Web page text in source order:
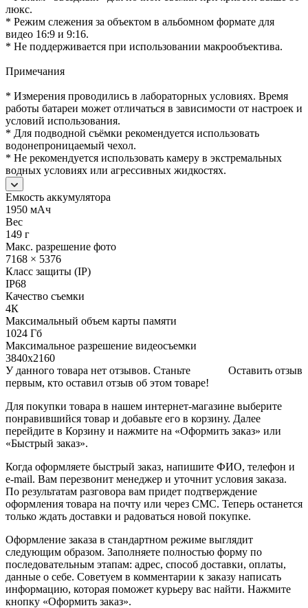
люкс.
* Режим слежения за объектом в альбомном формате для
видео 16:9 и 9:16.
* Не поддерживается при использовании макрообъектива.
Примечания
* Измерения проводились в лабораторных условиях. Время
работы батареи может отличаться в зависимости от настроек и
условий использования.
* Для подводной съёмки рекомендуется использовать
водонепроницаемый чехол.
* Не рекомендуется использовать камеру в экстремальных
водных условиях или агрессивных жидкостях.
Емкость аккумулятора
1950 мАч
Вес
149 г
Макс. разрешение фото
7168 × 5376
Класс защиты (IP)
IP68
Качество съемки
4К
Максимальный объем карты памяти
1024 Гб
Максимальное разрешение видеосъемки
3840x2160
Оставить отзыв
У данного товара нет отзывов. Станьте
первым, кто оставил отзыв об этом товаре!
Для покупки товара в нашем интернет-магазине выберите
понравившийся товар и добавьте его в корзину. Далее
перейдите в Корзину и нажмите на «Оформить заказ» или
«Быстрый заказ».
Когда оформляете быстрый заказ, напишите ФИО, телефон и
e-mail. Вам перезвонит менеджер и уточнит условия заказа.
По результатам разговора вам придет подтверждение
оформления товара на почту или через СМС. Теперь останется
только ждать доставки и радоваться новой покупке.
Оформление заказа в стандартном режиме выглядит
следующим образом. Заполняете полностью форму по
последовательным этапам: адрес, способ доставки, оплаты,
данные о себе. Советуем в комментарии к заказу написать
информацию, которая поможет курьеру вас найти. Нажмите
кнопку «Оформить заказ».